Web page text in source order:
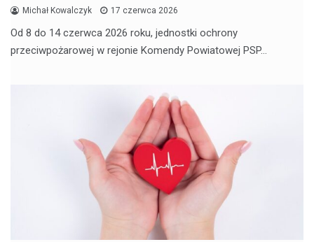
Michał Kowalczyk 17 czerwca 2026
Od 8 do 14 czerwca 2026 roku, jednostki ochrony
przeciwpożarowej w rejonie Komendy Powiatowej PSP…